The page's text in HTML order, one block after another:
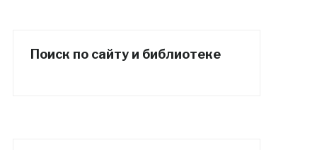
Поиск по сайту и библиотеке